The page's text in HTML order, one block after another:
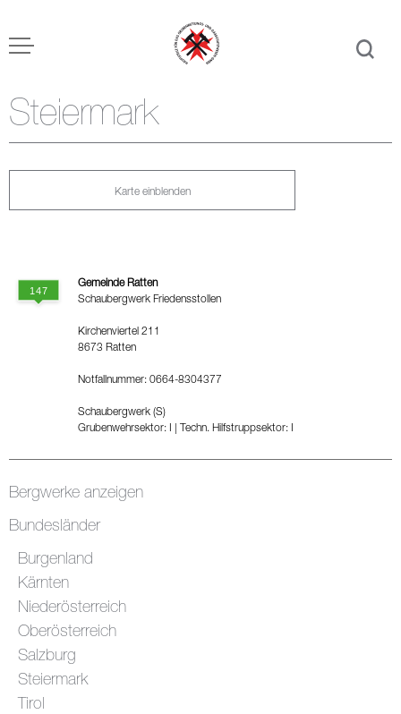
Steiermark
Karte einblenden
Bergwerke anzeigen
Bundesländer
Burgenland
Kärnten
Niederösterreich
Oberösterreich
Salzburg
Steiermark
Tirol
Gemeinde Ratten
Schaubergwerk Friedensstollen
Kirchenviertel 211
8673 Ratten
Notfallnummer: 0664-8304377
Schaubergwerk (S)
Grubenwehrsektor: I
Techn. Hilfstruppsektor: I